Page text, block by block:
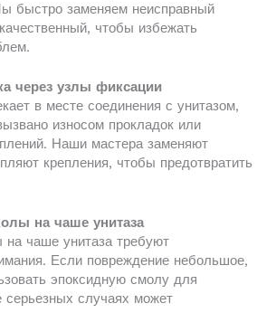
быстро заменяем неисправный
чтобы избежать
через узлы фиксации
в месте соединения с унитазом,
износом прокладок или
Наши мастера заменяют
крепления, чтобы предотвратить
на чаше унитаза
чаше унитаза требуют
Если повреждение небольшое,
эпоксидную смолу для
серьезных случаях может